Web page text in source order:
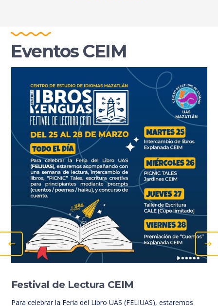
Eventos CEIM
Festival de Lectura CEIM
Para celebrar la Feria del Libro UAS (FELIUAS), estaremos